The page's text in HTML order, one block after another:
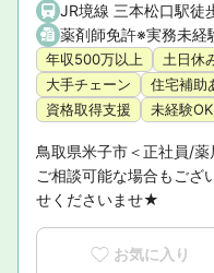
JR境線 三本松口駅徒
年収500万以上 土日休
大手チェーン
住宅補助
資格取得支援
未経験OK
鳥取県米子市＜正社員/
ご相談可能な場合もござ
せくださいませ★
お気に入り